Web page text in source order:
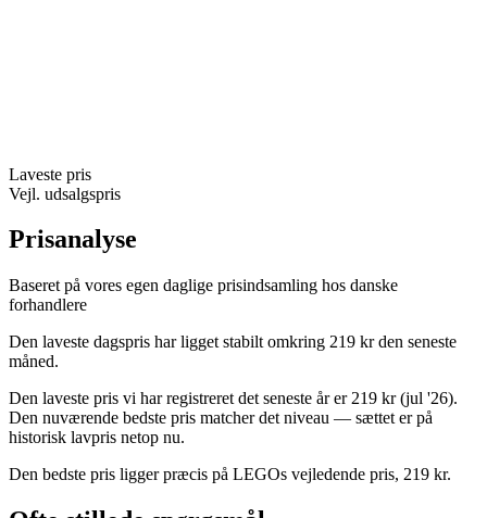
Laveste pris
Vejl. udsalgspris
Prisanalyse
Baseret på vores egen daglige prisindsamling hos danske
forhandlere
Den laveste dagspris har ligget stabilt omkring 219 kr den seneste
måned.
Den laveste pris vi har registreret det seneste år er 219 kr (jul '26).
Den nuværende bedste pris matcher det niveau — sættet er på
historisk lavpris netop nu.
Den bedste pris ligger præcis på LEGOs vejledende pris, 219 kr.